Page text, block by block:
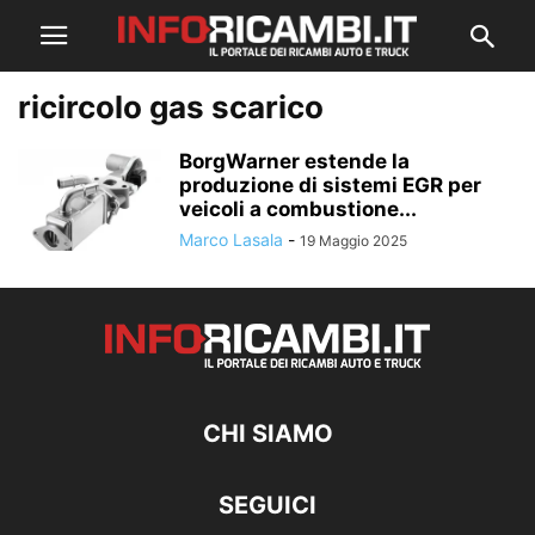
ricircolo gas scarico
BorgWarner estende la
produzione di sistemi EGR per
veicoli a combustione...
Marco Lasala - 19 Maggio 2025
CHI SIAMO
SEGUICI